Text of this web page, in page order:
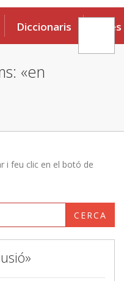
Diccionaris Eines
«en
i feu clic en el botó de
CERCA